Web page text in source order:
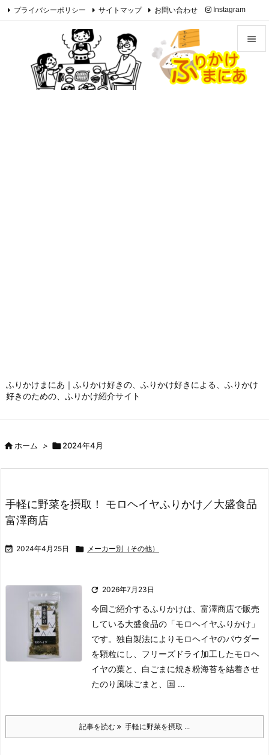
ふりかけまにあ｜ふりかけ好きの、ふりかけ好きによる、ふりかけ
好きのための、ふりかけ紹介サイト

メニュ
プライバシーポリシー サイトマップ お問い合わせ Instagram
Feedly
ホーム > 2024年4月
手軽に野菜を摂取！ モロヘイヤふりかけ／大盛食品
富澤商店
 2024年4月25日  メーカー別（その他）
 2026年7月23日
今回ご紹介するふりかけは、富澤商店で販売
している大盛食品の「モロヘイヤふりかけ」
です。 独自製法によりモロヘイヤのパウダー
を顆粒にし、フリーズドライ加工したモロヘ
イヤの葉と、白ごまに焼き粉海苔を結着させ
たのり風味ごまと、国 ...
記事を読む 手軽に野菜を摂取 ...